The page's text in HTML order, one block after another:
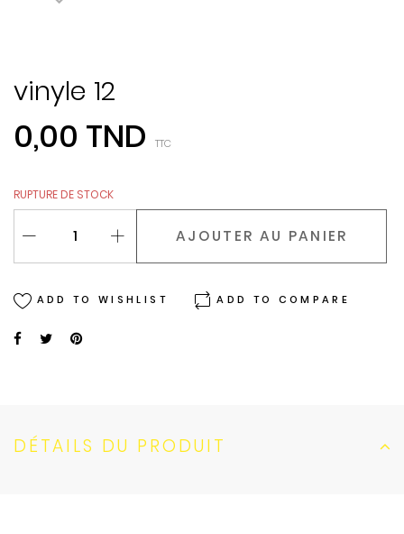
vinyle 12
0,00 TND TTC
RUPTURE DE STOCK
AJOUTER AU PANIER
ADD TO WISHLIST ADD TO COMPARE
DÉTAILS DU PRODUIT